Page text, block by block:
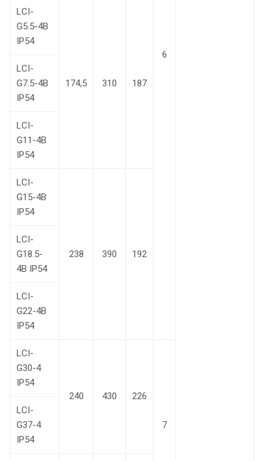
6
LCI-
G5.5-4B
IP54
174,5 310 187
LCI-
G7.5-4B
IP54
LCI-
G11-4B
IP54
LCI-
G15-4B
IP54
238 390 192
LCI-
G18.5-
4В IP54
LCI-
G22-4В
IP54
LCI-
G30-4
IP54
240
430 226
7
LCI-
G37-4
IP54